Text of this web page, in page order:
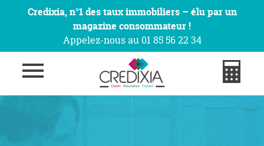
Credixia, n°1 des taux immobiliers – élu par un
magazine consommateur !
Appelez-nous au 01 85 56 22 34